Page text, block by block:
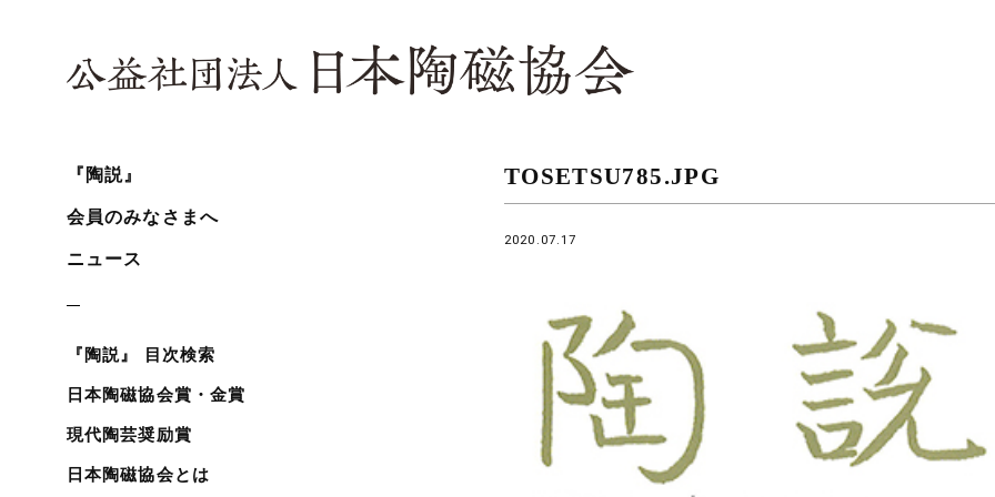
『陶説』
会員のみなさまへ
ニュース
『陶説』 目次検索
日本陶磁協会賞・金賞
現代陶芸奨励賞
日本陶磁協会とは
TOSETSU785.JPG
2020.07.17